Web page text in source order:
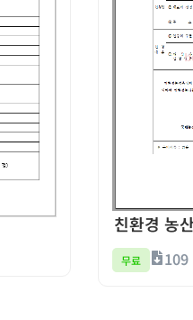
친환경 농
무료 109